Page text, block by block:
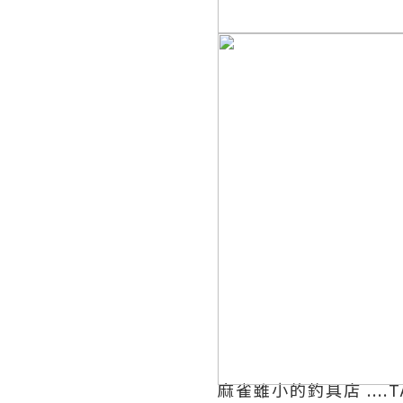
麻雀雖小的釣具店